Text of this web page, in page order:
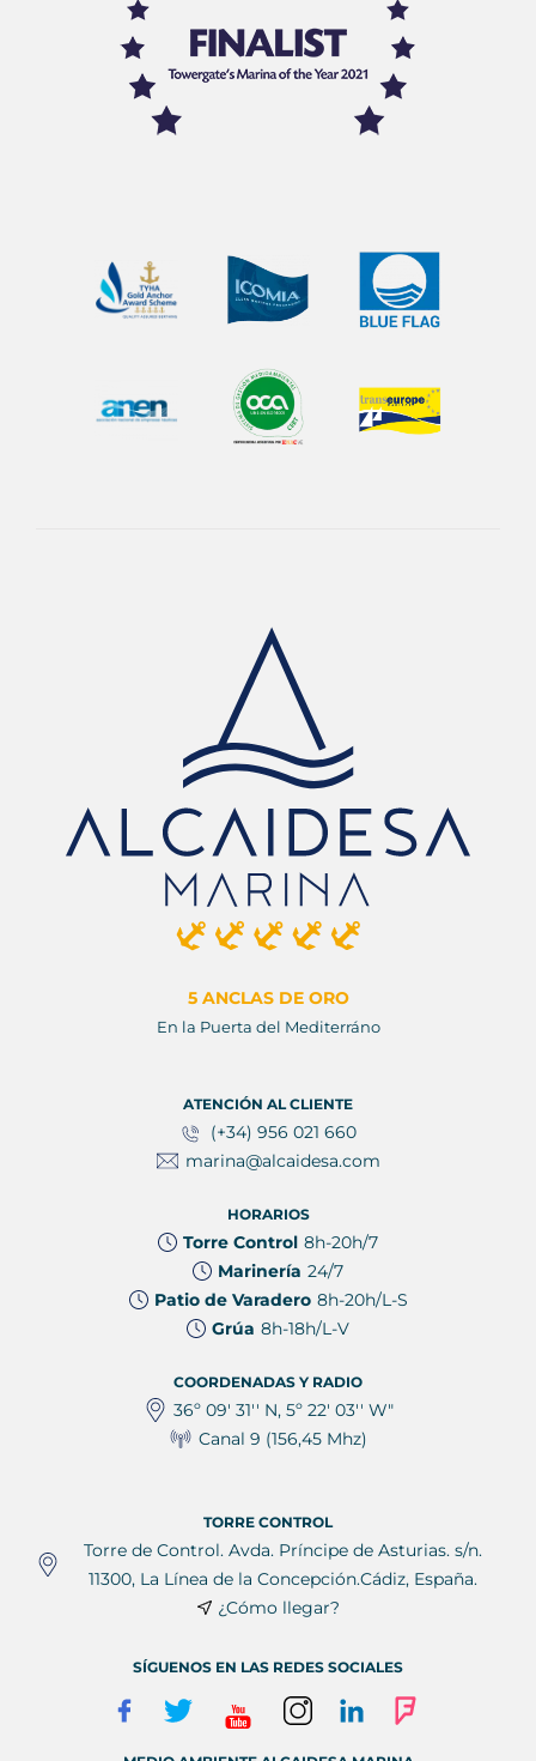
5 ANCLAS DE ORO
En la Puerta del Mediterráno
ATENCIÓN AL CLIENTE
(+34) 956 021 660
marina@alcaidesa.com
HORARIOS
Torre Control 8h-20h/7
Marinería 24/7
Patio de Varadero 8h-20h/L-S
Grúa 8h-18h/L-V
COORDENADAS Y RADIO
36º 09' 31'' N, 5º 22' 03'' W"
Canal 9 (156,45 Mhz)
TORRE CONTROL
Torre de Control. Avda. Príncipe de Asturias. s/n.
11300, La Línea de la Concepción.Cádiz, España.
¿Cómo llegar?
SÍGUENOS EN LAS REDES SOCIALES